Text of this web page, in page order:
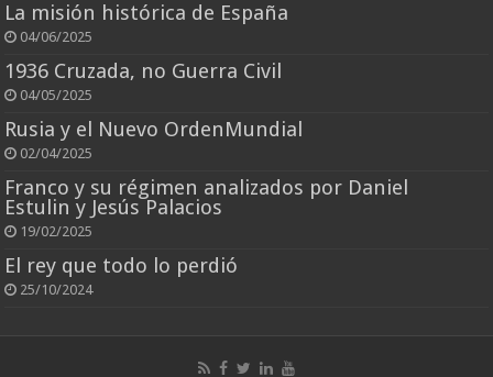
La misión histórica de España
04/06/2025
1936 Cruzada, no Guerra Civil
04/05/2025
Rusia y el Nuevo OrdenMundial
02/04/2025
Franco y su régimen analizados por Daniel
Estulin y Jesús Palacios
19/02/2025
El rey que todo lo perdió
25/10/2024